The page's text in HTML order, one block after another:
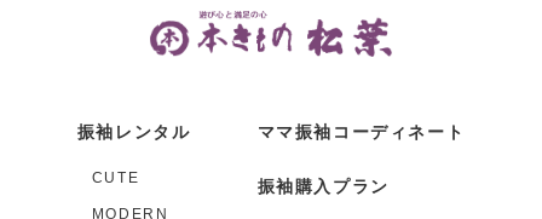
振袖レンタル
CUTE
MODERN
ママ振袖コーディネート
振袖購入プラン